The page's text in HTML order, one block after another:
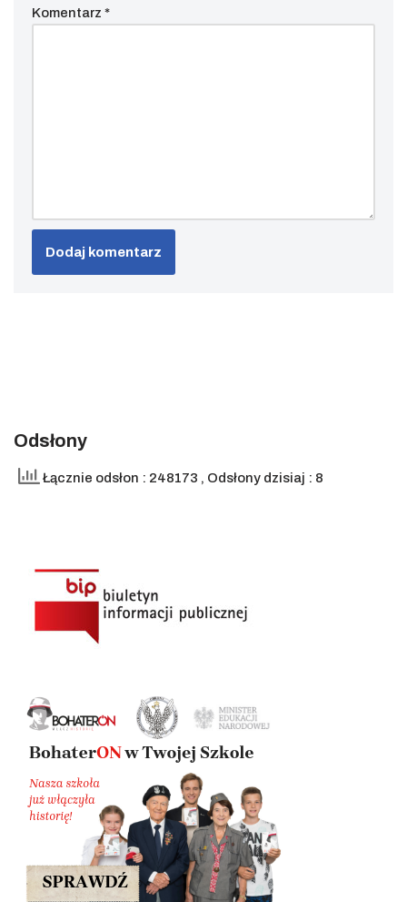
Komentarz *
Odsłony
Łącznie odsłon : 248173 , Odsłony dzisiaj : 8